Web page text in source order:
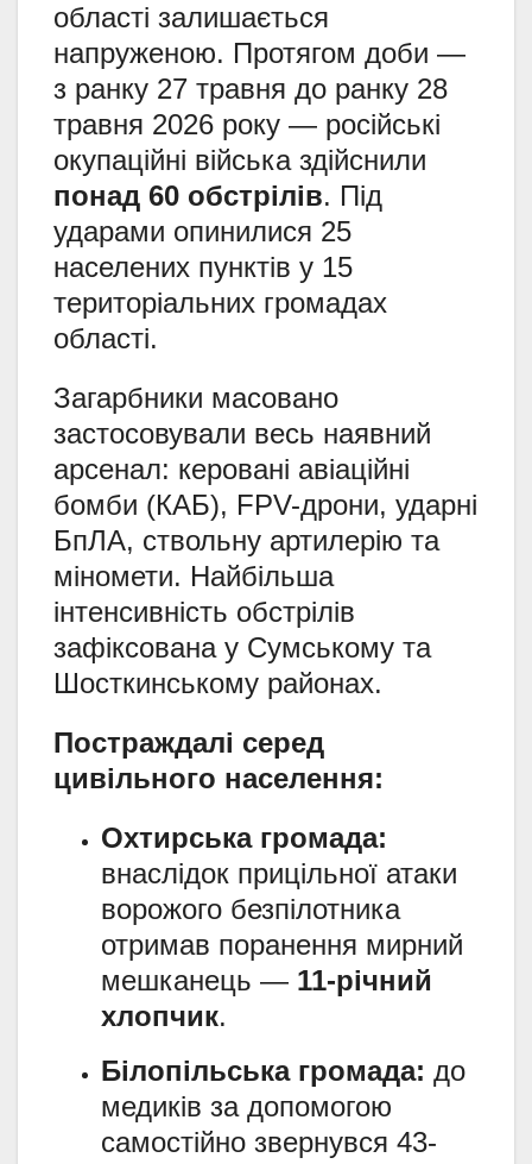
області залишається
напруженою. Протягом доби —
з ранку 27 травня до ранку 28
травня 2026 року — російські
окупаційні війська здійснили
понад 60 обстрілів. Під
ударами опинилися 25
населених пунктів у 15
територіальних громадах
області.
Загарбники масовано
застосовували весь наявний
арсенал: керовані авіаційні
бомби (КАБ), FPV-дрони, ударні
БпЛА, ствольну артилерію та
міномети. Найбільша
інтенсивність обстрілів
зафіксована у Сумському та
Шосткинському районах.
Постраждалі серед
цивільного населення:
Охтирська громада:
внаслідок прицільної атаки
ворожого безпілотника
отримав поранення мирний
мешканець — 11-річний
хлопчик.
Білопільська громада: до
медиків за допомогою
самостійно звернувся 43-